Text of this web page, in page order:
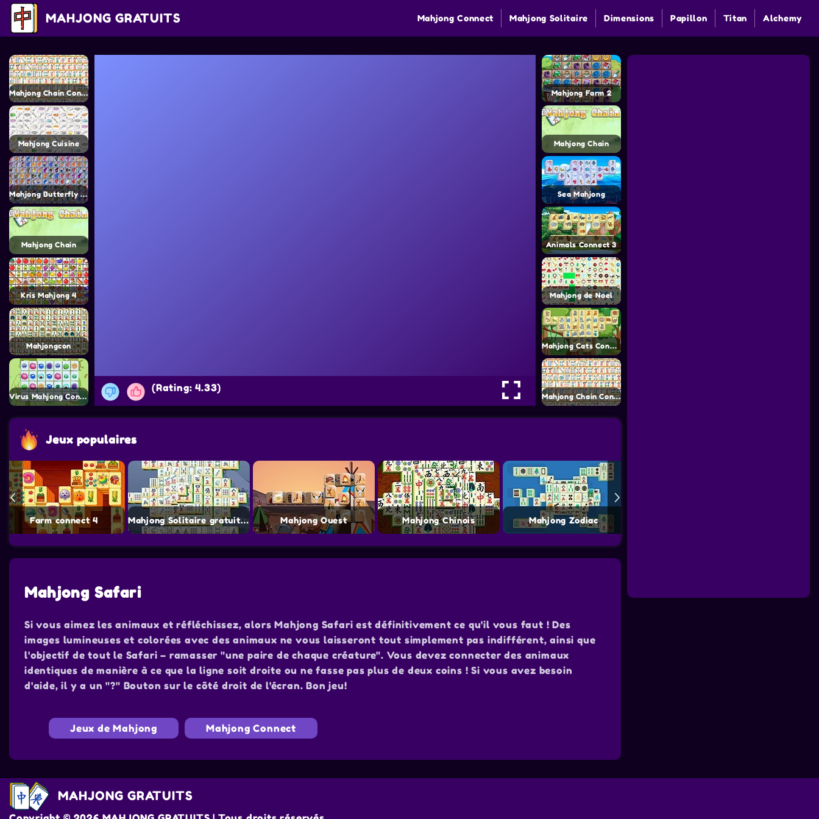
MAHJONG GRATUITS Mahjong Connect Mahjong Solitaire Dimensions Papillon Titan Alchemy
Mahjong Chain Connect
Mahjong Cuisine
Mahjong Butterfly Kyodai 2
Mahjong Chain
Kris Mahjong 4
Mahjongcon
Virus Mahjong Connect
(Rating: 4.33)
Mahjong Farm 2
Mahjong Chain
Sea Mahjong
Animals Connect 3
Mahjong de Noel
Mahjong Cats Connect
Mahjong Chain Connect
Jeux populaires
Farm connect 4 Mahjong Solitaire gratuit sans téléchargement Mahjong Ouest Mahjong Chinois Mahjong Zodiac
Mahjong Safari
Si vous aimez les animaux et réfléchissez, alors Mahjong Safari est définitivement ce qu'il vous faut ! Des
images lumineuses et colorées avec des animaux ne vous laisseront tout simplement pas indifférent, ainsi que
l'objectif de tout le Safari – ramasser "une paire de chaque créature". Vous devez connecter des animaux
identiques de manière à ce que la ligne soit droite ou ne fasse pas plus de deux coins ! Si vous avez besoin
d'aide, il y a un "?" Bouton sur le côté droit de l'écran. Bon jeu!
Jeux de Mahjong Mahjong Connect
MAHJONG GRATUITS